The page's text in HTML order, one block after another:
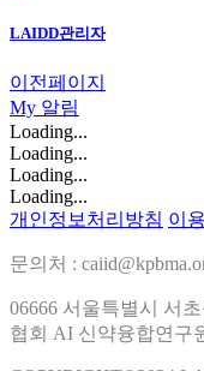
LAIDD관리자
이전페이지
My 알림
Loading...
Loading...
Loading...
Loading...
개인정보처리방침 이
문의처 :
06666 서울특별시 서
협회 AI 신약융합연구